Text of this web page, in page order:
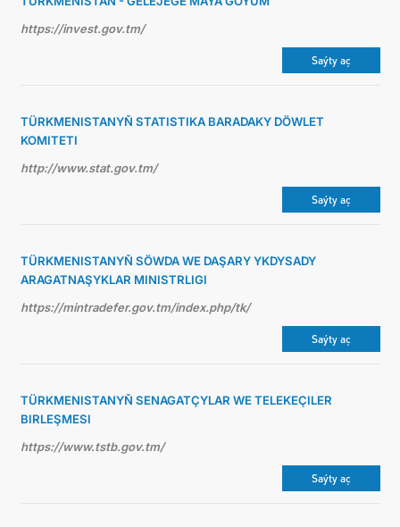
https://invest.gov.tm/
Saýty aç
TÜRKMENISTANYŇ STATISTIKA BARADAKY DÖWLET
KOMITETI
http://www.stat.gov.tm/
Saýty aç
TÜRKMENISTANYŇ SÖWDA WE DAŞARY YKDYSADY
ARAGATNAŞYKLAR MINISTRLIGI
https://mintradefer.gov.tm/index.php/tk/
Saýty aç
TÜRKMENISTANYŇ SENAGATÇYLAR WE TELEKEÇILER
BIRLEŞMESI
https://www.tstb.gov.tm/
Saýty aç